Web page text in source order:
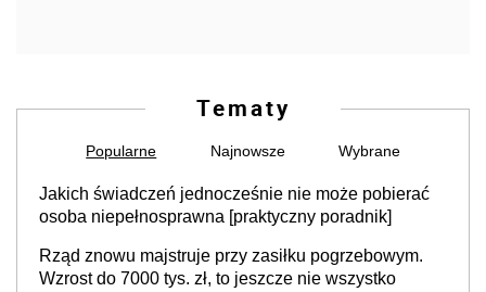
Tematy
Popularne Najnowsze Wybrane
Jakich świadczeń jednocześnie nie może pobierać
osoba niepełnosprawna [praktyczny poradnik]
Rząd znowu majstruje przy zasiłku pogrzebowym.
Wzrost do 7000 tys. zł, to jeszcze nie wszystko